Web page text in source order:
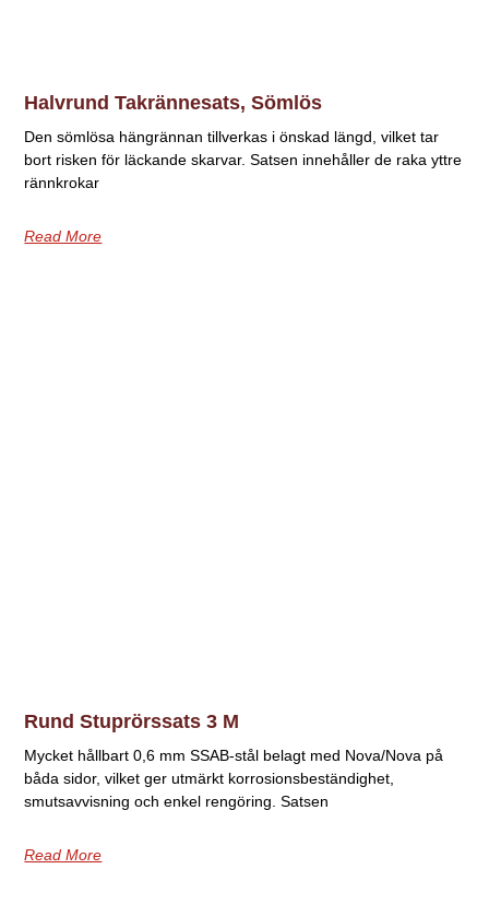
Halvrund Takrännesats, Sömlös
Den sömlösa hängrännan tillverkas i önskad längd, vilket tar
bort risken för läckande skarvar. Satsen innehåller de raka yttre
rännkrokar
Read More
Rund Stuprörssats 3 M
Mycket hållbart 0,6 mm SSAB-stål belagt med Nova/Nova på
båda sidor, vilket ger utmärkt korrosionsbeständighet,
smutsavvisning och enkel rengöring. Satsen
Read More